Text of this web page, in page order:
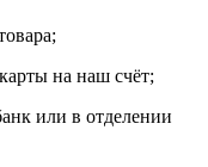
на наш счёт;
или в отделении